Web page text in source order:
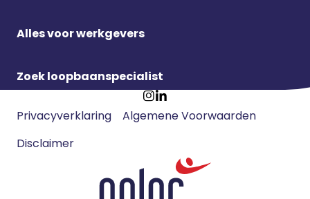
Alles voor werkgevers
Zoek loopbaanspecialist
GaGa
Footer
navigatie
Privacyverklaring
Algemene Voorwaarden
Disclaimer